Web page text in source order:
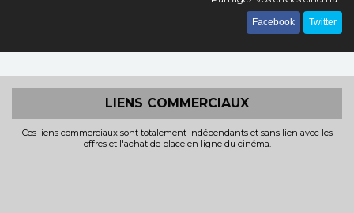
Facebook Twitter
LIENS COMMERCIAUX
Ces liens commerciaux sont totalement indépendants et sans lien avec les
offres et l'achat de place en ligne du cinéma.